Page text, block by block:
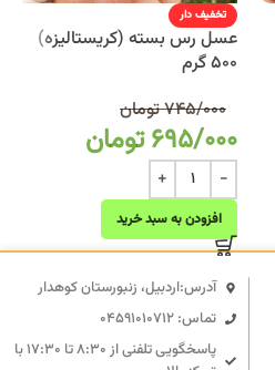
تخفیف دار
عسل رس بسته (کریستالیزه)
500 گرم
745/000تومان
695/000تومان
افزودن به سبد خرید
آدرس:اردبیل، زنبورستان کوهدار
تماس: 04591010712
پاسخگویی تلفنی از ۸:۳۰ تا ۱۷:۳۰ با